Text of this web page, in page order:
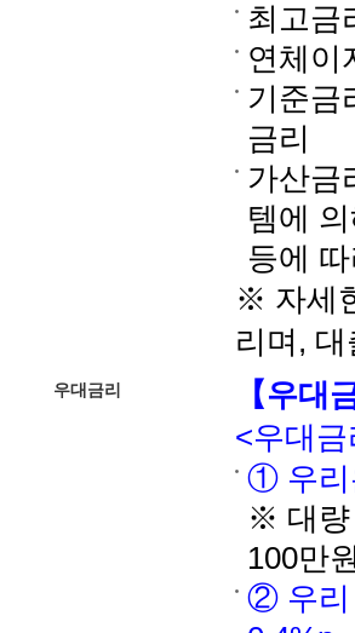
최고금
연체이
기준금
금리
가산금
템에
등에
※ 자세
리며,
우대금리
【우대
<우대
① 우리
※ 대량
100만
② 우리